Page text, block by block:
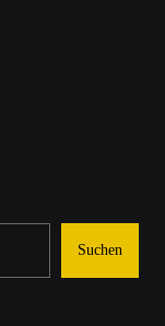
Suchen